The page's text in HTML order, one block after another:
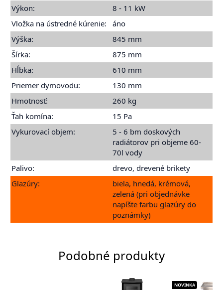
Výkon:
8 - 11 kW
Vložka na ústredné kúrenie:
áno
Výška:
845 mm
Šírka:
875 mm
Hĺbka:
610 mm
Priemer dymovodu:
130 mm
Hmotnosť:
260 kg
Ťah komína:
15 Pa
Vykurovací objem:
5 - 6 bm doskových
radiátorov pri objeme 60-
70l vody
Palivo:
drevo, drevené brikety
Glazúry:
biela, hnedá, krémová,
zelená (pri objednávke
napíšte farbu glazúry do
poznámky)
Podobné produkty
NOVINKA